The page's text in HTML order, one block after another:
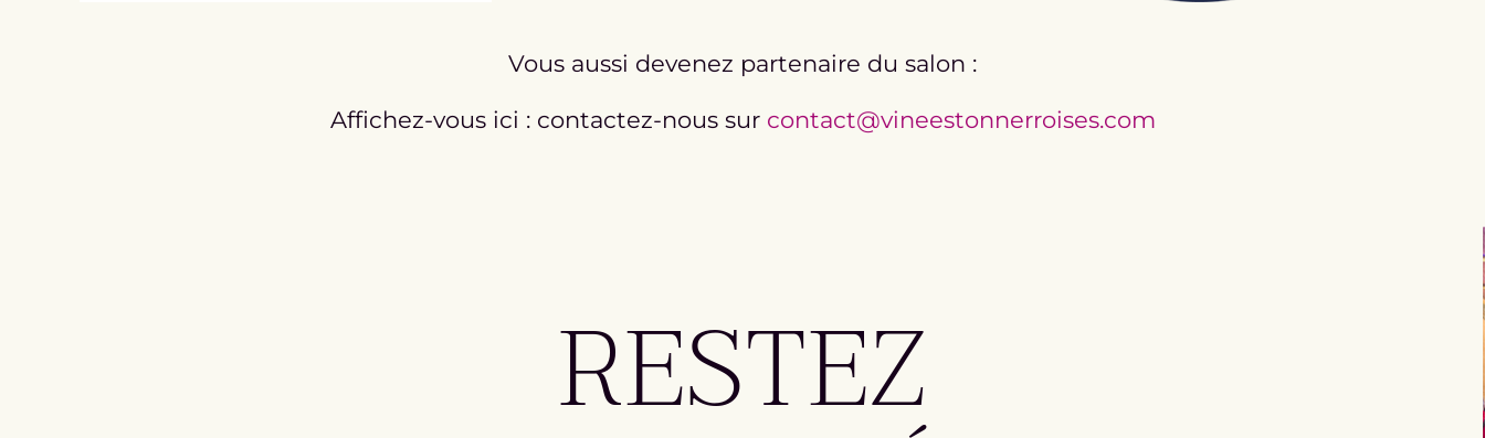
Vous aussi devenez partenaire du salon :
Affichez-vous ici : contactez-nous sur contact@vineestonnerroises.com
RESTEZ